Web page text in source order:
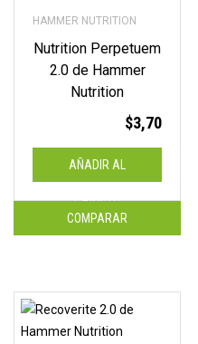
HAMMER NUTRITION
Nutrition Perpetuem
2.0 de Hammer
Nutrition
$3,70
AÑADIR AL
CARRITO
COMPARAR